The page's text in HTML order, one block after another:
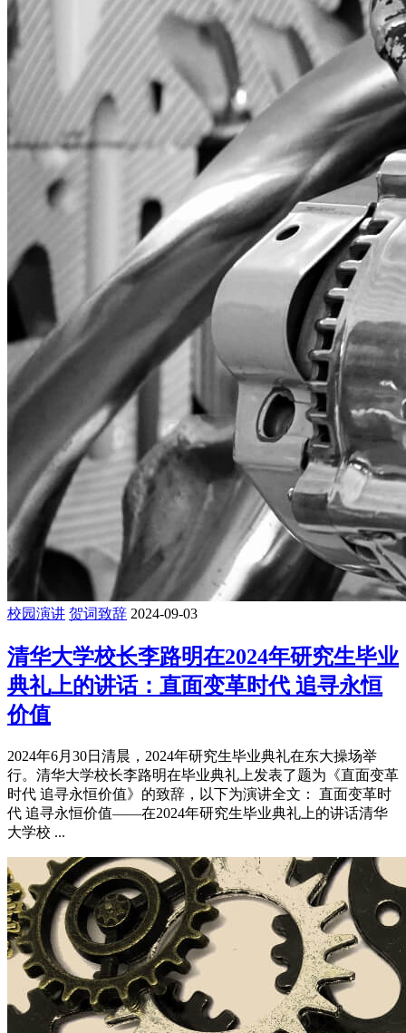
校园演讲 贺词致辞 2024-09-03
清华大学校长李路明在2024年研究生毕业
典礼上的讲话：直面变革时代 追寻永恒
价值
2024年6月30日清晨，2024年研究生毕业典礼在东大操场举
行。清华大学校长李路明在毕业典礼上发表了题为《直面变革
时代 追寻永恒价值》的致辞，以下为演讲全文： 直面变革时
代 追寻永恒价值——在2024年研究生毕业典礼上的讲话清华
大学校 ...